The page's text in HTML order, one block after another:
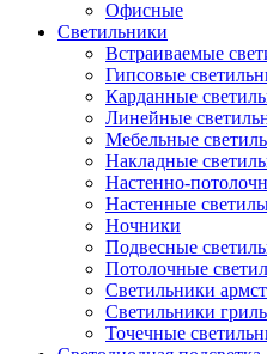
Офисные
Светильники
Встраиваемые
Гипсовые
Карданные
Линейные
Мебельные
Накладные
Настенно-
Настенные
Ночники
Подвесные
Потолочные
Светильники
Светильники
Точечные